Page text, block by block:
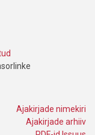
Ajakirjade nimekiri
Ajakirjade arhiiv